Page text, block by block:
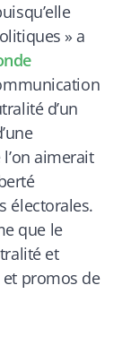
» a
d’un
aimerait
électorales.
que le
et
et promos de